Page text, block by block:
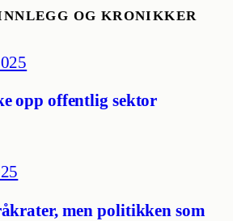
OG KRONIKKER
opp offentlig sektor
men politikken som